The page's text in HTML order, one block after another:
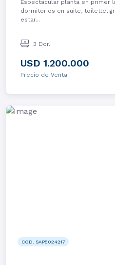
Espectacular planta en primer
dormitorios en suite, toilette,
estar...
3 Dor.
USD 1.200.000
Precio de Venta
COD. SAP5024217